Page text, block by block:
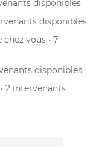
disponibles
disponibles
chez vous • 7
disponibles
2 intervenants